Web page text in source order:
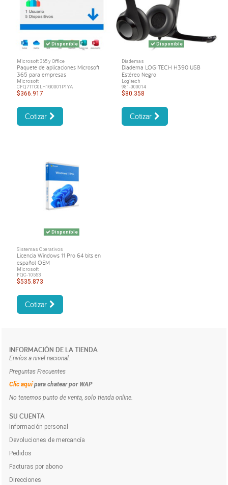
Disponible
Microsoft 365 y Office
Paquete de aplicaciones Microsoft
365 para empresas
Microsoft
CFQ7TTC0LH1G0001P1YA
$366.917
Cotizar
Disponible
Diademas
Diadema LOGITECH H390 USB
Estéreo Negro
Logitech
981-000014
$80.358
Cotizar
Disponible
Sistemas Operativos
Licencia Windows 11 Pro 64 bits en
español OEM
Microsoft
FQC-10553
$535.873
Cotizar
INFORMACIÓN DE LA TIENDA
Envíos a nivel nacional.
Preguntas Frecuentes
Clic aquí para chatear por WAP
No tenemos punto de venta, solo tienda online.
SU CUENTA
Información personal
Devoluciones de mercancía
Pedidos
Facturas por abono
Direcciones